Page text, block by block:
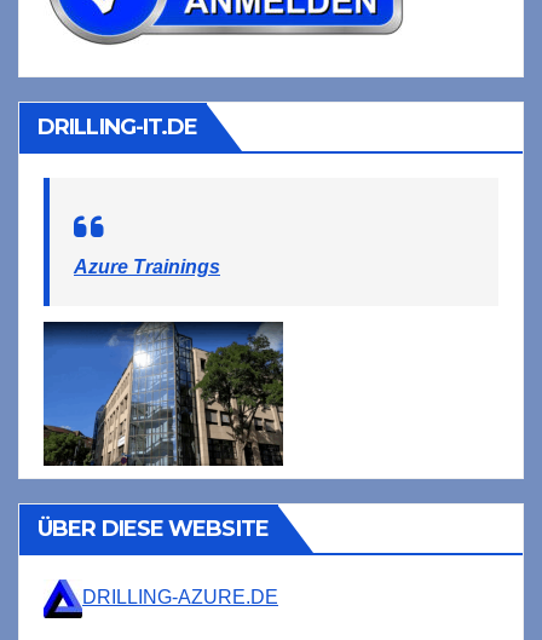
DRILLING-IT.DE
Azure Trainings
ÜBER DIESE WEBSITE
DRILLING-AZURE.DE